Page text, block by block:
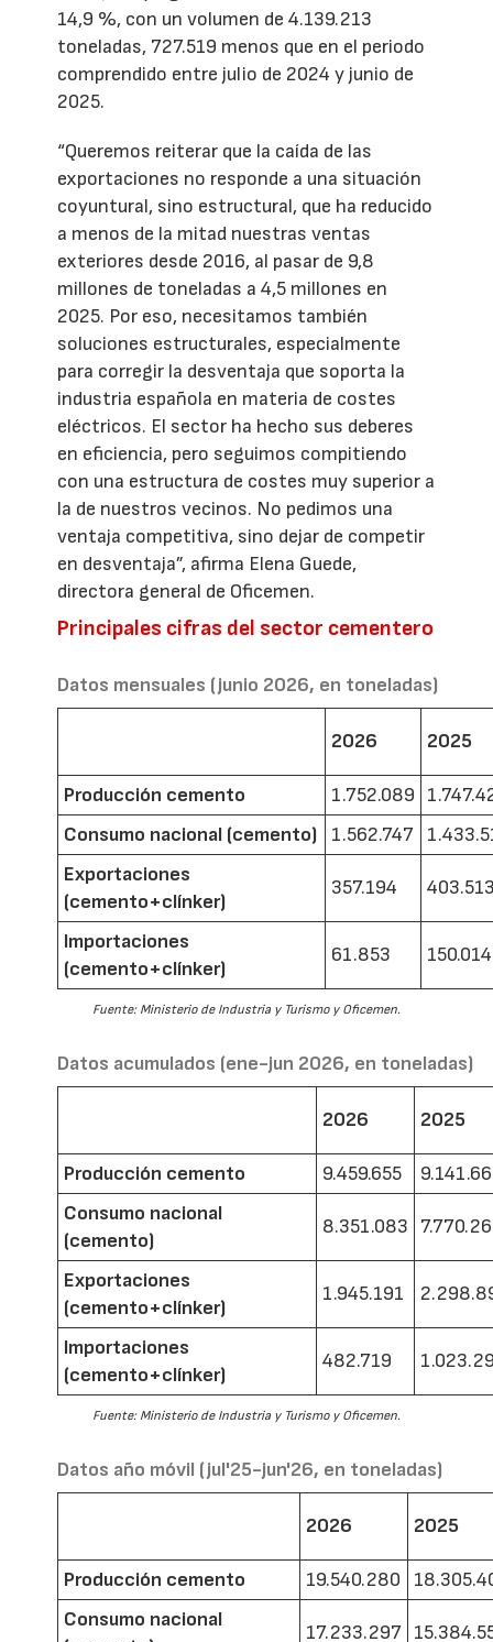
14,9 %, con un volumen de 4.139.213
toneladas, 727.519 menos que en el periodo
comprendido entre julio de 2024 y junio de
2025.
“Queremos reiterar que la caída de las
exportaciones no responde a una situación
coyuntural, sino estructural, que ha reducido
a menos de la mitad nuestras ventas
exteriores desde 2016, al pasar de 9,8
millones de toneladas a 4,5 millones en
2025. Por eso, necesitamos también
soluciones estructurales, especialmente
para corregir la desventaja que soporta la
industria española en materia de costes
eléctricos. El sector ha hecho sus deberes
en eficiencia, pero seguimos compitiendo
con una estructura de costes muy superior a
la de nuestros vecinos. No pedimos una
ventaja competitiva, sino dejar de competir
en desventaja”, afirma Elena Guede,
directora general de Oficemen.
Principales cifras del sector cementero
Datos mensuales (junio 2026, en toneladas)
2026 2025
Producción cemento 1.752.089
Consumo nacional (cemento)
1.562.747
Exportaciones
(cemento+clínker)
357.194
Importaciones
(cemento+clínker)
61.853 150.014
Fuente: Ministerio de Industria y Turismo y Oficemen.
Datos acumulados (ene-jun 2026, en toneladas)
2026 2025
Producción cemento 9.459.655
Consumo nacional
(cemento)
8.351.083
Exportaciones
(cemento+clínker)
1.945.191
Importaciones
(cemento+clínker)
482.719
Fuente: Ministerio de Industria y Turismo y Oficemen.
Datos año móvil (jul'25-jun'26, en toneladas)
2026 2025
Producción cemento 19.540.280
Consumo nacional
17.233.297